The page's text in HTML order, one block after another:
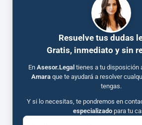
Resuelve tus dudas
Gratis, inmediato y sin
En Asesor.Legal tienes a tu disposición
Amaraque te ayudará a resolver
tengas.
Y si lo necesitas, te pondremos en
especializadopara tu